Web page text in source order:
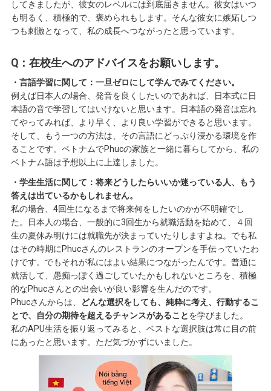
してきましたが、彼女のレベルには到底届きません。彼女はいつ
も明るく、積極的で、褒められもします。そんな彼女に嫉妬しつ
つも刺激となって、私の成長へつながったと思っています。
Q：在校生へのアドバイスをお願いします。
・言語学習に関して：一旦ゼロにして学んでみてください。
例えば日本人の場合、発音を良くしたいのであれば、日本式に日
本語の音で学習してはいけないと思います。日本語の発音は忘れ
てやってみれば、より早く、より良い学習ができると思います。
そして、もう一つの方法は、その言語にどっぷり浸かる環境を作
ることです。ベトナムでPhucの家族と一緒に暮らしてから、私の
ベトナム語は予想以上に上達しました。
・学生生活に関して：将来どうしたらいいか迷っている人、もう
答えは出ているかもしれません。
私の場合、4回生になるまで将来何をしたいのかが不明確でし
た。日本人の場合、一般的に3回生から就職活動を始めて、４回
生の夏休み明けには就職先が決まっていたりしますよね。でも私
はその時期にPhucさんのレストランのオープンを手伝っていたわ
けです。でもそれが私にはよい結果につながったんです。普通に
就活して、愚痴っぽく過ごしていたかもしれないところを、積極
的なPhucさんとの出会いが良い影響を生んだのです。
Phucさんからは、
どんな選択をしても、純粋に考え、行動するこ
とで、自分の期待を超えるチャンスがあることを学びました。
私のAPU生活を振り返ってみると、ベストな選択肢は常に目の前
にあったと思います。ただ気づかずにいました。